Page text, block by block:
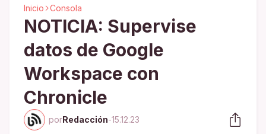
Inicio Consola
NOTICIA: Supervise
datos de Google
Workspace con
Chronicle
porRedacción-15.12.23